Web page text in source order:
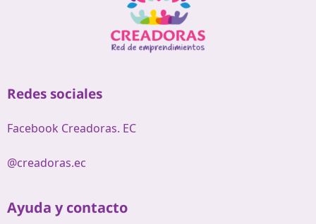
Redes sociales
Facebook Creadoras. EC
@creadoras.ec
Ayuda y contacto